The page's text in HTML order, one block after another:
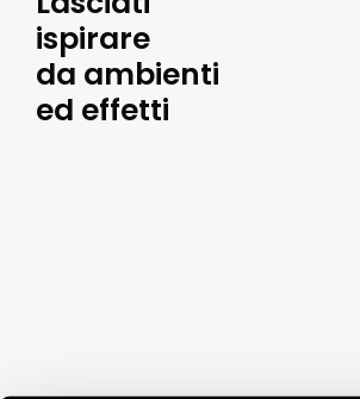
ispirare
da ambienti
ed effetti